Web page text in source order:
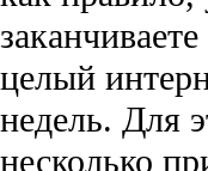
целый
недель. Для
несколько